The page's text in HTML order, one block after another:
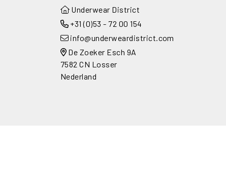
Underwear District
+31 (0)53 - 72 00 154
info@underweardistrict.com
De Zoeker Esch 9A
7582 CN Losser
Nederland